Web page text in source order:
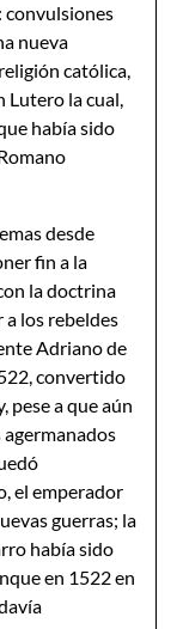
convulsiones
nueva
católica,
Lutero la cual,
había sido
desde
fin a la
la doctrina
a los rebeldes
Adriano de
convertido
pese a que aún
el emperador
guerras; la
había sido
en 1522 en